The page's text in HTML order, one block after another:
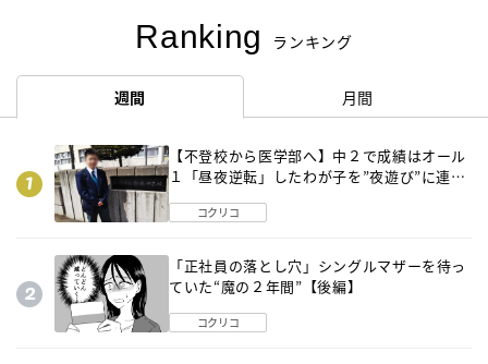
Ranking ランキング
週間 月間
【不登校から医学部へ】中２で成績はオール
１「昼夜逆転」したわが子を”夜遊び”に連れ
コクリコ
「正社員の落とし穴」シングルマザーを待っ
ていた“魔の２年間”【後編】
コクリコ